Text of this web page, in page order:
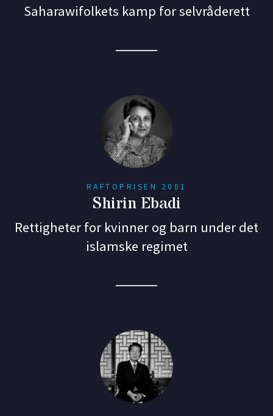
Saharawifolkets kamp for selvråderett
RAFTOPRISEN 2001
Shirin Ebadi
Rettigheter for kvinner og barn under det
islamske regimet